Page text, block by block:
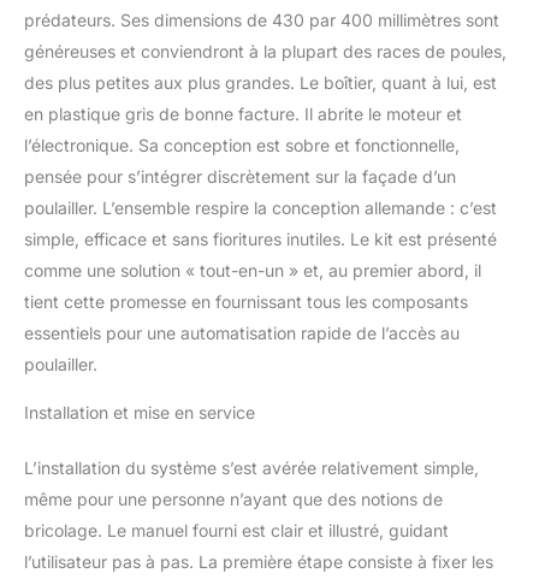
momentanée Grâce à la
automatique, si la porte
rencontre une résistance
lors de la fermeture, le
processus est stoppé
prédateurs. Ses dimensions de 430 par 400 millimètres sont
généreuses et conviendront à la plupart des races de poules,
des plus petites aux plus grandes. Le boîtier, quant à lui, est
en plastique gris de bonne facture. Il abrite le moteur et
l’électronique. Sa conception est sobre et fonctionnelle,
pensée pour s’intégrer discrètement sur la façade d’un
poulailler. L’ensemble respire la conception allemande : c’est
simple, efficace et sans fioritures inutiles. Le kit est présenté
comme une solution « tout-en-un » et, au premier abord, il
tient cette promesse en fournissant tous les composants
essentiels pour une automatisation rapide de l’accès au
poulailler.
Installation et mise en service
L’installation du système s’est avérée relativement simple,
même pour une personne n’ayant que des notions de
bricolage. Le manuel fourni est clair et illustré, guidant
l’utilisateur pas à pas. La première étape consiste à fixer les